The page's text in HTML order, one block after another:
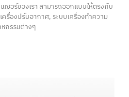
ซอร์ของเรา สามารถออกแบบให้ตรงกับ
รื่องปรับอากาศ, ระบบเครื่องทำความ
หกรรมต่างๆ